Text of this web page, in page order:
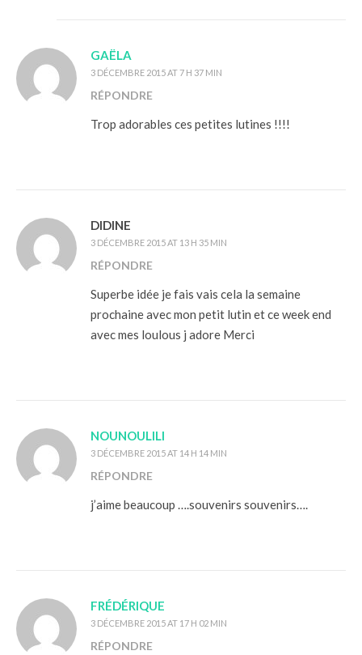
GAËLA
3 DÉCEMBRE 2015 AT 7 H 37 MIN
RÉPONDRE
Trop adorables ces petites lutines !!!!
DIDINE
3 DÉCEMBRE 2015 AT 13 H 35 MIN
RÉPONDRE
Superbe idée je fais vais cela la semaine
prochaine avec mon petit lutin et ce week end
avec mes loulous j adore Merci
NOUNOULILI
3 DÉCEMBRE 2015 AT 14 H 14 MIN
RÉPONDRE
j’aime beaucoup ….souvenirs souvenirs….
FRÉDÉRIQUE
3 DÉCEMBRE 2015 AT 17 H 02 MIN
RÉPONDRE